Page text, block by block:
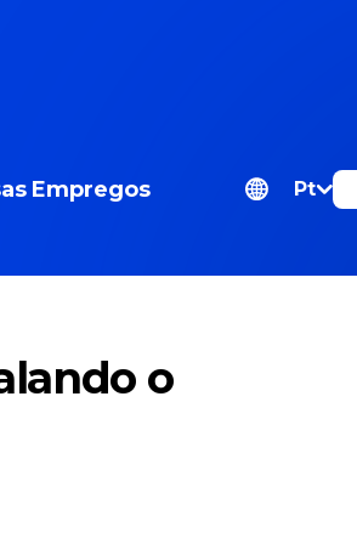
Empregos Pt
o